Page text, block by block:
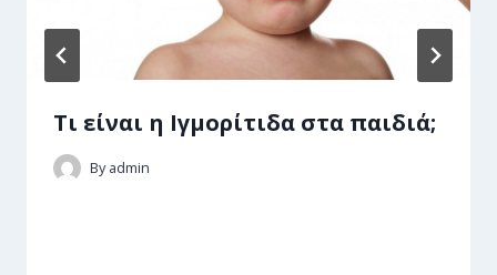
Τι είναι η Ιγμορίτιδα στα παιδιά;
By admin